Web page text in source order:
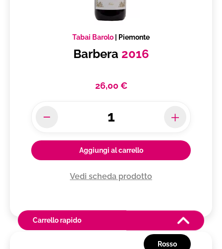
Tabai Barolo Piemonte
Barbera 2016
26,00 €
Aggiungi al carrello
Vedi scheda prodotto
Rosso
Carrello rapido